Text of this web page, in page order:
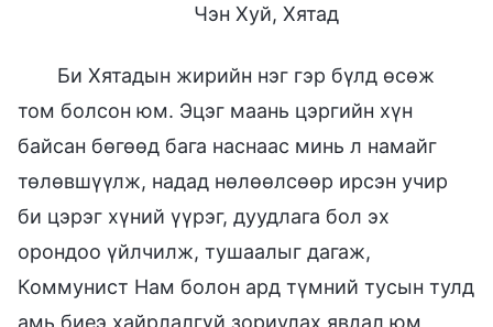
Чэн Хуй, Хятад
Би Хятадын жирийн нэг гэр бүлд өсөж
том болсон юм. Эцэг маань цэргийн хүн
байсан бөгөөд бага наснаас минь л намайг
төлөвшүүлж, надад нөлөөлсөөр ирсэн учир
би цэрэг хүний үүрэг, дуудлага бол эх
орондоо үйлчилж, тушаалыг дагаж,
Коммунист Нам болон ард түмний тусын тулд
амь биеэ хайрлалгүй зориулах явдал юм